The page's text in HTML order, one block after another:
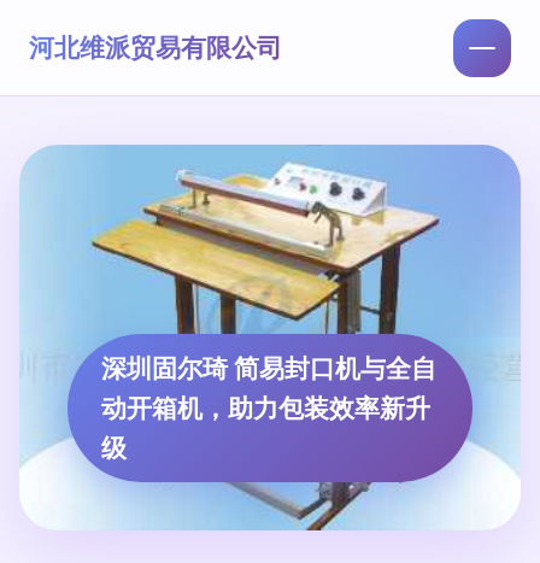
河北维派贸易有限公司
深圳固尔琦 简易封口机与全自
动开箱机，助力包装效率新升
级